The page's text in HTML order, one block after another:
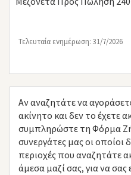
Τελευταία ενημέρωση: 31/7/2026
Αν αναζητάτε να
ακίνητο και δεν το έχετε
συμπληρώστε τη Φόρμα
συνεργάτες μας οι οποίοι
περιοχές που αναζητάτε
άμεσα μαζί σας, για να